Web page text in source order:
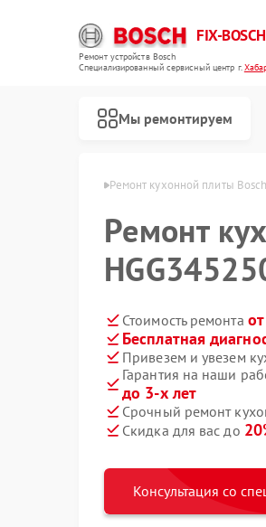
FIX-BOSCH
Ремонт устройств Bosch
Специализированный cервисный центр г.
Мы ремонтируем
Ремонт кухонной плиты
Ремонт
Стоимость ремонта
Бесплатная
Привезем и увезем
Гарантия на наши
до 3-х лет
Срочный ремонт
Скидка для вас до
Консультация со